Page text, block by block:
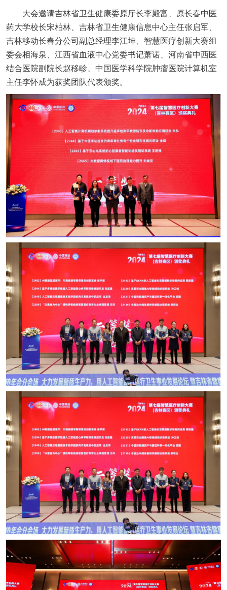
大会邀请吉林省卫生健康委原厅长李殿富、原长春中医
药大学校长宋柏林、吉林省卫生健康信息中心主任张启军、
吉林移动长春分公司副总经理李江坤、智慧医疗创新大赛组
委会相海泉、江西省血液中心党委书记萧诺、河南省中西医
结合医院副院长赵移畛、中国医学科学院肿瘤医院计算机室
主任李怀成为获奖团队代表颁奖。